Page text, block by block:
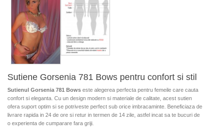
Sutiene Gorsenia 781 Bows pentru confort si stil
Sutienul Gorsenia 781 Bows este alegerea perfecta pentru femeile care cauta
confort si eleganta. Cu un design modern si materiale de calitate, acest sutien
ofera suport optim si se potriveste perfect sub orice imbracaminte. Beneficiaza de
livrare rapida in 24 de ore si retur in termen de 14 zile, astfel incat sa te bucuri de
o experienta de cumparare fara griji.